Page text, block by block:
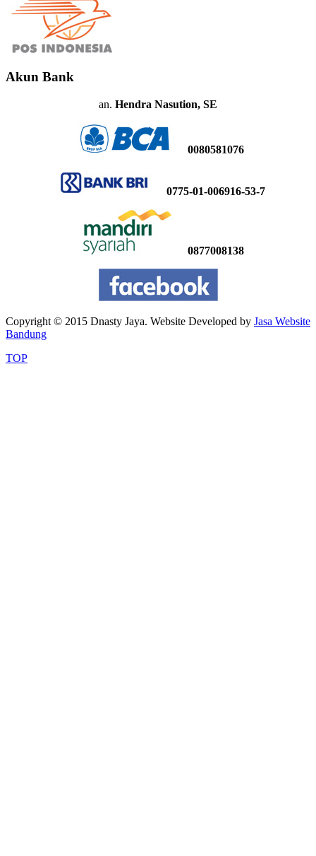
Akun Bank
an. Hendra Nasution, SE
0080581076
0775-01-006916-53-7
0877008138
Copyright © 2015 Dnasty Jaya. Website Developed by Jasa Website
Bandung
TOP